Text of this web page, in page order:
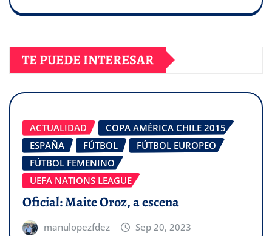
TE PUEDE INTERESAR
ACTUALIDAD
COPA AMÉRICA CHILE 2015
ESPAÑA
FÚTBOL
FÚTBOL EUROPEO
FÚTBOL FEMENINO
UEFA NATIONS LEAGUE
Oficial: Maite Oroz, a escena
manulopezfdez Sep 20, 2023